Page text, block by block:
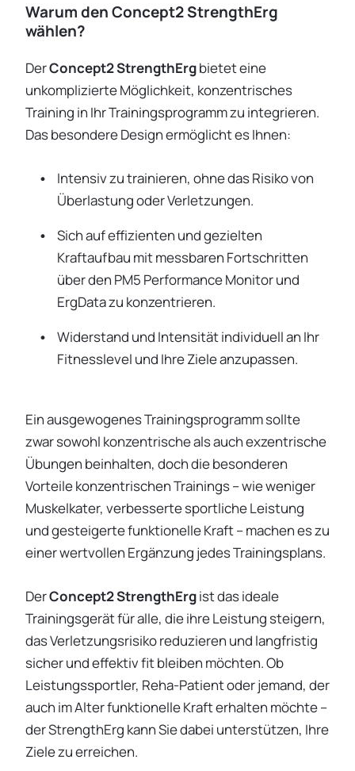
Warum den Concept2 StrengthErg
wählen?
DerConcept2 StrengthErgbietet eine
unkomplizierte Möglichkeit, konzentrisches
Training in Ihr Trainingsprogramm zu integrieren.
Das besondere Design ermöglicht es Ihnen:
Intensiv zu trainieren, ohne das Risiko von
Überlastung oder Verletzungen.
Sich auf effizienten und gezielten
Kraftaufbau mit messbaren Fortschritten
über den PM5 Performance Monitor und
ErgData zu konzentrieren.
Widerstand und Intensität individuell an Ihr
Fitnesslevel und Ihre Ziele anzupassen.
Ein ausgewogenes Trainingsprogramm sollte
zwar sowohl konzentrische als auch exzentrische
Übungen beinhalten, doch die besonderen
Vorteile konzentrischen Trainings – wie weniger
Muskelkater, verbesserte sportliche Leistung
und gesteigerte funktionelle Kraft – machen es zu
einer wertvollen Ergänzung jedes Trainingsplans.
DerConcept2 StrengthErgist das ideale
Trainingsgerät für alle, die ihre Leistung steigern,
das Verletzungsrisiko reduzieren und langfristig
sicher und effektiv fit bleiben möchten. Ob
Leistungssportler, Reha-Patient oder jemand, der
auch im Alter funktionelle Kraft erhalten möchte –
der StrengthErg kann Sie dabei unterstützen, Ihre
Ziele zu erreichen.